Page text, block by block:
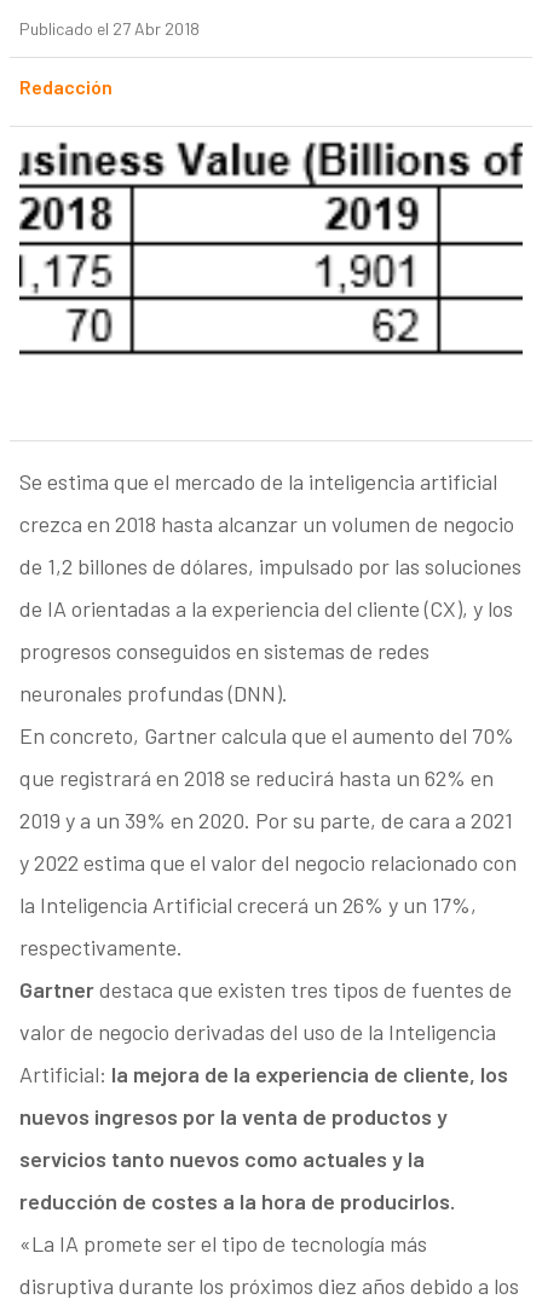
Publicado el 27 Abr 2018
Redacción
Se estima que el mercado de la inteligencia artificial
crezca en 2018 hasta alcanzar un volumen de negocio
de 1,2 billones de dólares, impulsado por las soluciones
de IA orientadas a la experiencia del cliente (CX), y los
progresos conseguidos en sistemas de redes
neuronales profundas (DNN).
En concreto, Gartner calcula que el aumento del 70%
que registrará en 2018 se reducirá hasta un 62% en
2019 y a un 39% en 2020. Por su parte, de cara a 2021
y 2022 estima que el valor del negocio relacionado con
la Inteligencia Artificial crecerá un 26% y un 17%,
respectivamente.
Gartnerdestaca que existen tres tipos de fuentes de
valor de negocio derivadas del uso de la Inteligencia
Artificial: la mejora de la experiencia de cliente, los
nuevos ingresos por la venta de productos y
servicios tanto nuevos como actuales y la
reducción de costes a la hora de producirlos.
«La IA promete ser el tipo de tecnología más
disruptiva durante los próximos diez años debido a los